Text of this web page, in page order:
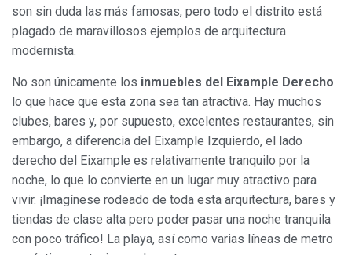
son sin duda las más famosas, pero todo el distrito está
plagado de maravillosos ejemplos de arquitectura
modernista.
No son únicamente los inmuebles del Eixample Derecho
lo que hace que esta zona sea tan atractiva. Hay muchos
clubes, bares y, por supuesto, excelentes restaurantes, sin
embargo, a diferencia del Eixample Izquierdo, el lado
derecho del Eixample es relativamente tranquilo por la
noche, lo que lo convierte en un lugar muy atractivo para
vivir. ¡Imagínese rodeado de toda esta arquitectura, bares y
tiendas de clase alta pero poder pasar una noche tranquila
con poco tráfico! La playa, así como varias líneas de metro